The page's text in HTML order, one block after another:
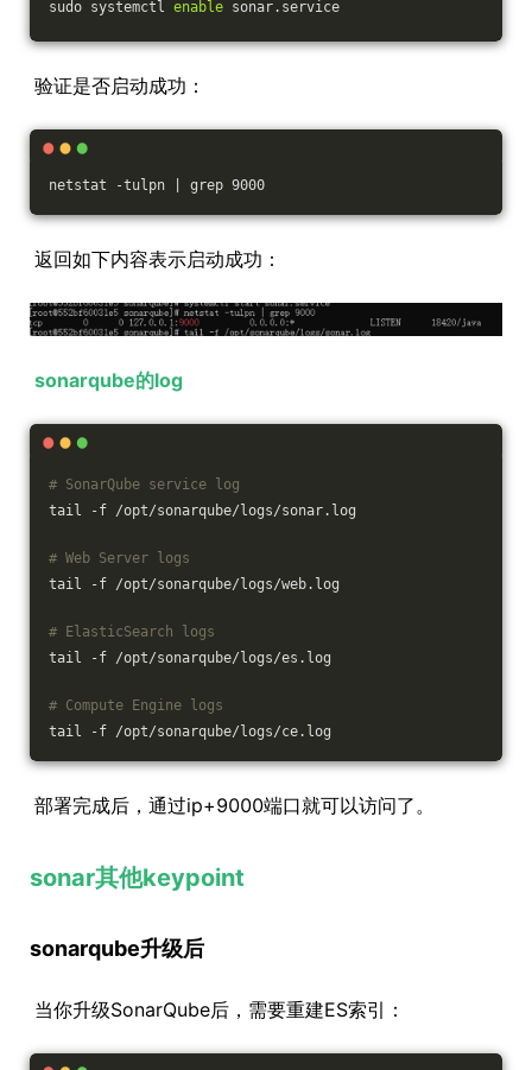
sudo systemctl enable sonar.service
验证是否启动成功：
netstat -tulpn | grep 9000
返回如下内容表示启动成功：
sonarqube的log
# SonarQube service log
tail -f /opt/sonarqube/logs/sonar.log
# Web Server logs
tail -f /opt/sonarqube/logs/web.log
# ElasticSearch logs
tail -f /opt/sonarqube/logs/es.log
# Compute Engine logs
tail -f /opt/sonarqube/logs/ce.log
部署完成后，通过ip+9000端口就可以访问了。
sonar其他keypoint
sonarqube升级后
当你升级SonarQube后，需要重建ES索引：